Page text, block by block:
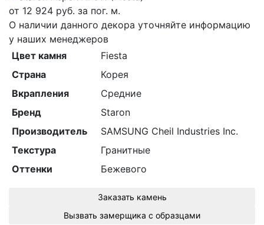
от 12 924 руб. за пог. м.
О наличии данного декора уточняйте информацию
у наших менеджеров
Цвет камня
Fiesta
Страна
Корея
Вкрапления
Средние
Бренд
Staron
Производитель
SAMSUNG Cheil Industries Inc.
Текстура
Гранитные
Оттенки
Бежевого
Заказать камень
Вызвать замерщика с образцами